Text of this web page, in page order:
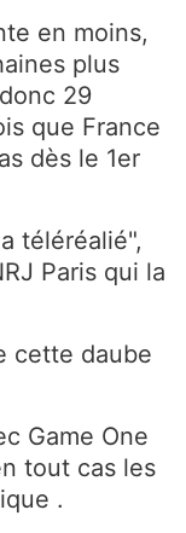
en moins,
plus
29
que France
dès le 1er
téléréalié",
Paris qui la
cette daube
Game One
tout cas les
.